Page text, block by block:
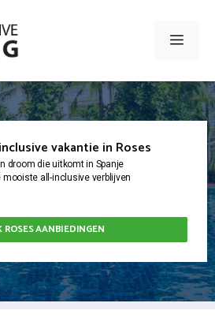
Menu
vakantie in Roses
droom die uitkomt in Spanje
mooiste all-inclusive verblijven
ROSES AANBIEDINGEN